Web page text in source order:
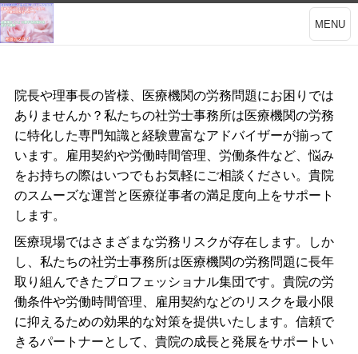
MENU
院長や理事長の皆様、医療機関の労務問題にお困りでは
ありませんか？私たちの社労士事務所は医療機関の労務
に特化した専門知識と経験豊富なアドバイザーが揃って
います。雇用契約や労働時間管理、労働条件など、悩み
をお持ちの際はいつでもお気軽にご相談ください。貴院
のスムーズな運営と医療従事者の満足度向上をサポート
します。
医療現場ではさまざまな労務リスクが存在します。しか
し、私たちの社労士事務所は医療機関の労務問題に長年
取り組んできたプロフェッショナル集団です。貴院の労
働条件や労働時間管理、雇用契約などのリスクを最小限
に抑えるための効果的な対策を提供いたします。信頼で
きるパートナーとして、貴院の成長と発展をサポートい